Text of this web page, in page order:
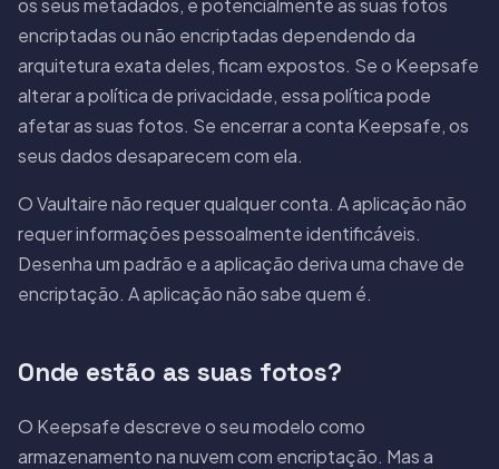
os seus metadados, e potencialmente as suas fotos
encriptadas ou não encriptadas dependendo da
arquitetura exata deles, ficam expostos. Se o Keepsafe
alterar a política de privacidade, essa política pode
afetar as suas fotos. Se encerrar a conta Keepsafe, os
seus dados desaparecem com ela.
O Vaultaire não requer qualquer conta. A aplicação não
requer informações pessoalmente identificáveis.
Desenha um padrão e a aplicação deriva uma chave de
encriptação. A aplicação não sabe quem é.
Onde estão as suas fotos?
O Keepsafe descreve o seu modelo como
armazenamento na nuvem com encriptação. Mas a